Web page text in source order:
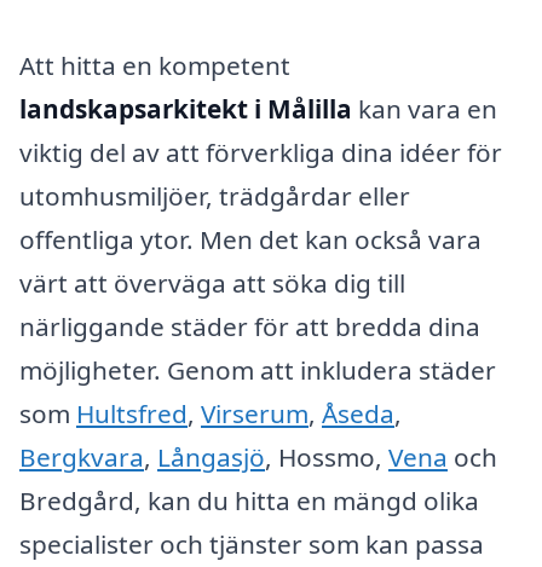
Att hitta en kompetent
landskapsarkitekt i Målilla kan vara en
viktig del av att förverkliga dina idéer för
utomhusmiljöer, trädgårdar eller
offentliga ytor. Men det kan också vara
värt att överväga att söka dig till
närliggande städer för att bredda dina
möjligheter. Genom att inkludera städer
som Hultsfred, Virserum, Åseda,
Bergkvara, Långasjö, Hossmo, Vena och
Bredgård, kan du hitta en mängd olika
specialister och tjänster som kan passa